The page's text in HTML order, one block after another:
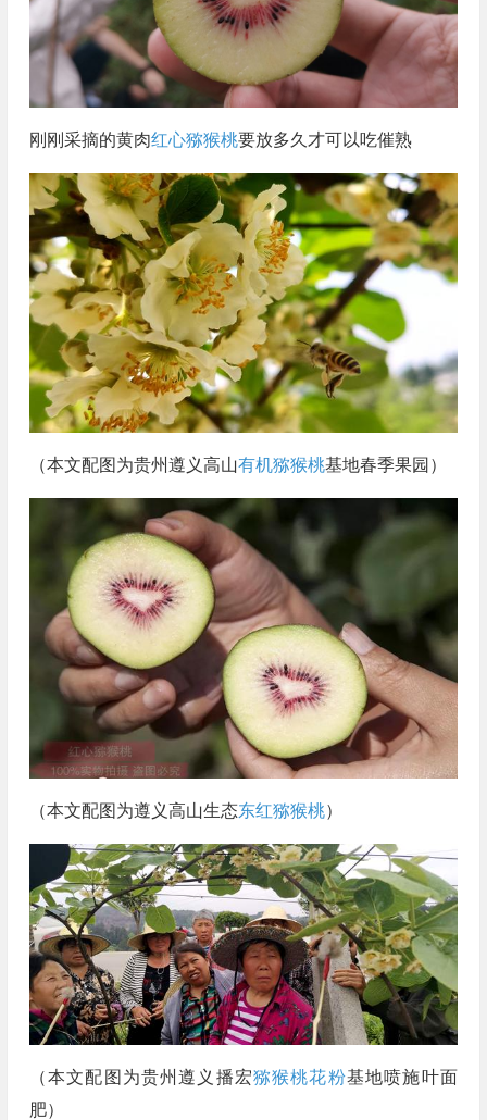
刚刚采摘的黄肉红心猕猴桃要放多久才可以吃催熟
（本文配图为贵州遵义高山有机猕猴桃基地春季果园）
（本文配图为遵义高山生态东红猕猴桃）
（本文配图为贵州遵义播宏猕猴桃花粉基地喷施叶面
肥）